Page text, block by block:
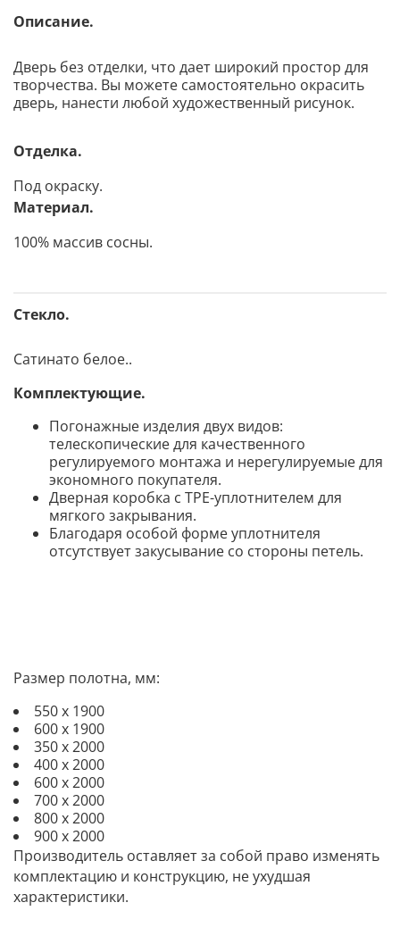
Описание.
Дверь без отделки, что дает широкий простор для
творчества. Вы можете самостоятельно окрасить
дверь, нанести любой художественный рисунок.
Отделка.
Под окраску.
Материал.
100% массив сосны.
Стекло.
Сатинато белое..
Комплектующие.
Погонажные изделия двух видов:
телескопические для качественного
регулируемого монтажа и нерегулируемые для
экономного покупателя.
Дверная коробка с TPE-уплотнителем для
мягкого закрывания.
Благодаря особой форме уплотнителя
отсутствует закусывание со стороны петель.
Размер полотна, мм:
550 х 1900
600 х 1900
350 х 2000
400 х 2000
600 х 2000
700 х 2000
800 х 2000
900 х 2000
Производитель оставляет за собой право изменять
комплектацию и конструкцию, не ухудшая
характеристики.